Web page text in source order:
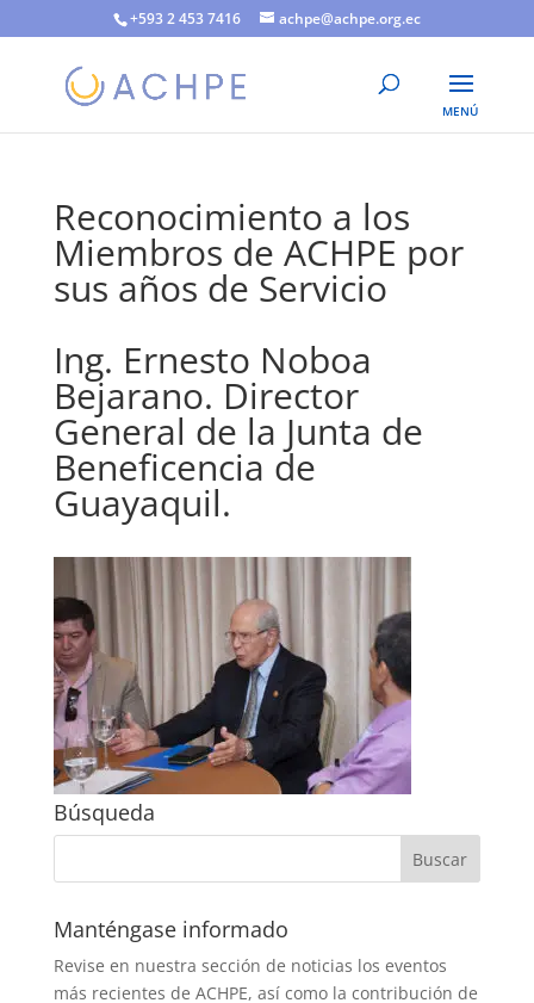
+593 2 453 7416 achpe@achpe.org.ec
Reconocimiento a los
Miembros de ACHPE por
sus años de Servicio
Ing. Ernesto Noboa
Bejarano. Director
General de la Junta de
Beneficencia de
Guayaquil.
Búsqueda
Manténgase informado
Revise en nuestra sección de noticias los eventos
más recientes de ACHPE, así como la contribución de